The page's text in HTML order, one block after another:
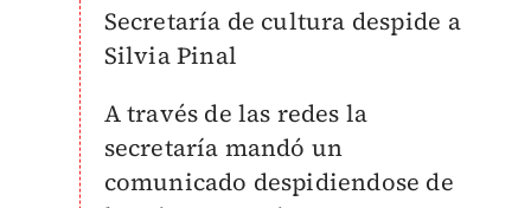
Secretaría de cultura despide a
Silvia Pinal
A través de las redes la
secretaría mandó un
comunicado despidiendose de